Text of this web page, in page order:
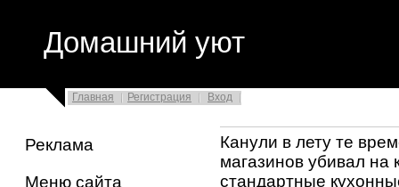
Домашний уют
Главная Регистрация Вход
Реклама
Меню сайта
Канули в лету те
магазинов убивал на
стандартные